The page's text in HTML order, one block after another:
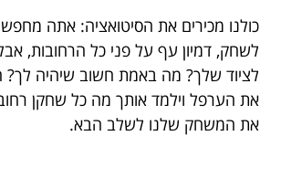
כולנו מכירים את הסיטואציה: אתה
לשחק, דמיון עף על פני כל הרחובות,
לציוד שלך? מה באמת חשוב שיהיה לך?
את הערפל וילמד אותך מה כל שחקן
את המשחק שלנו לשלב הבא.